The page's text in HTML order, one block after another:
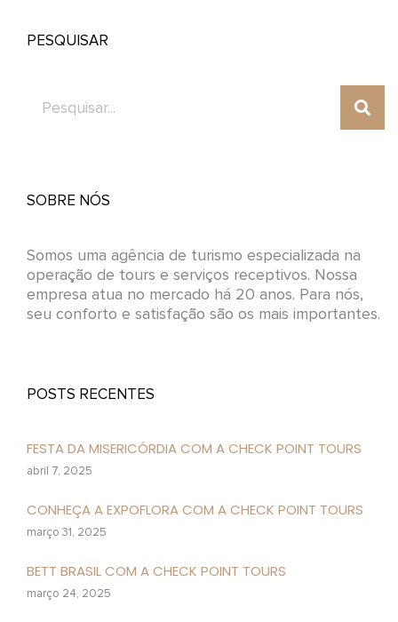
PESQUISAR
SOBRE NÓS
Somos uma agência de turismo especializada na
operação de tours e serviços receptivos. Nossa
empresa atua no mercado há 20 anos. Para nós,
seu conforto e satisfação são os mais importantes.
POSTS RECENTES
FESTA DA MISERICÓRDIA COM A CHECK POINT TOURS
abril 7, 2025
CONHEÇA A EXPOFLORA COM A CHECK POINT TOURS
março 31, 2025
BETT BRASIL COM A CHECK POINT TOURS
março 24, 2025